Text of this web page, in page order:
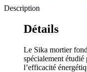
Description
Détails
Le Sika mortier
spécialement
l’efficacité